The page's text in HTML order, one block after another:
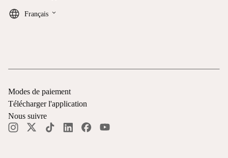
Français keyboard_arrow_down
Modes de paiement
Télécharger l'application
Nous suivre